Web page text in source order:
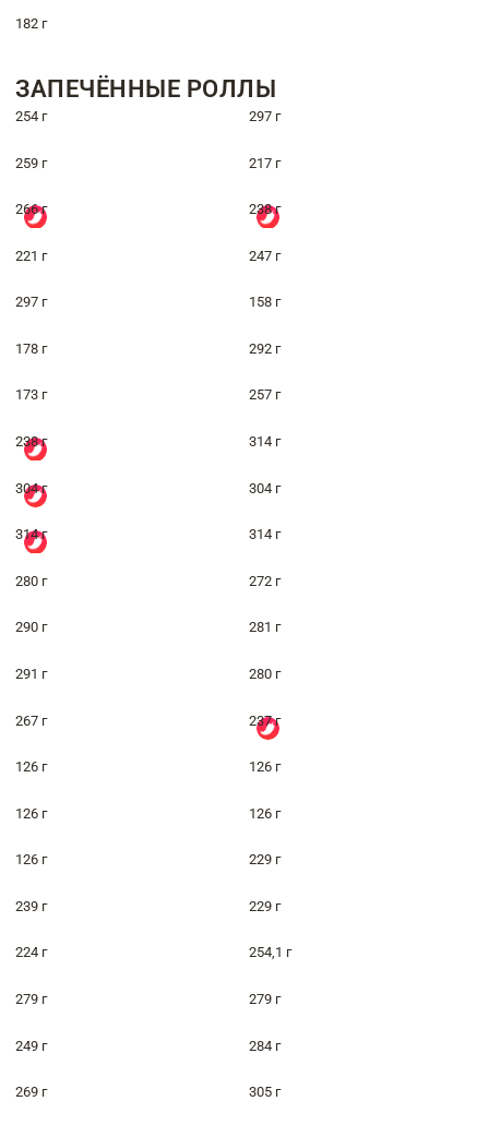
182 г
ЗАПЕЧЁННЫЕ РОЛЛЫ
254 г 297 г
259 г 217 г
266 г 238 г
221 г 247 г
297 г 158 г
178 г 292 г
173 г 257 г
238 г 314 г
304 г 304 г
314 г 314 г
280 г 272 г
290 г 281 г
291 г 280 г
267 г 237 г
126 г 126 г
126 г 126 г
126 г 229 г
239 г 229 г
224 г 254,1 г
279 г 279 г
249 г 284 г
269 г 305 г